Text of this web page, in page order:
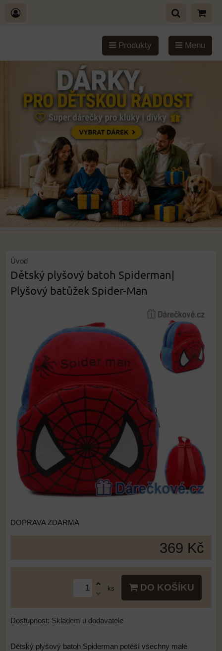
Produkty Menu
Úvod
Dětský plyšový batoh Spiderman|
Plyšový batůžek Spider-Man
DOPRAVA ZDARMA
369 Kč
ks DO KOŠÍKU
Dostupnost: Skladem u dodavatele
Dětský plyšový batoh Spiderman potěší všechny malé